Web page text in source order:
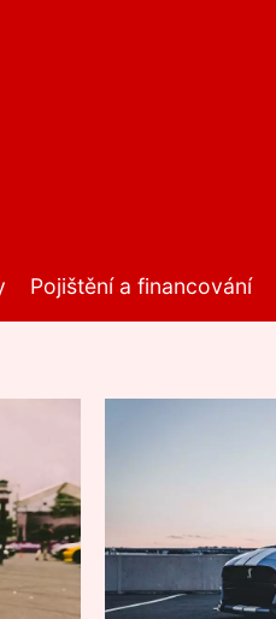
Pojištění a financování